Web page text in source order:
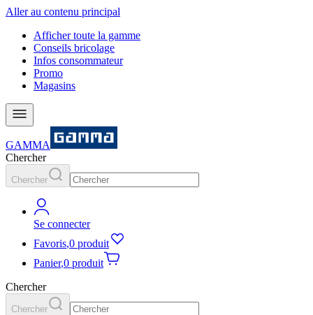
Aller au contenu principal
Afficher toute la gamme
Conseils bricolage
Infos consommateur
Promo
Magasins
GAMMA
Chercher
Chercher
Se connecter
Favoris,0 produit
Panier,0 produit
Chercher
Chercher